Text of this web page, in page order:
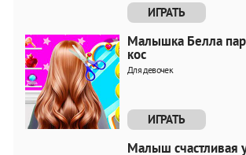
ИГРАТЬ
Малышка Белла
кос
Для девочек
ИГРАТЬ
Малыш счастливая